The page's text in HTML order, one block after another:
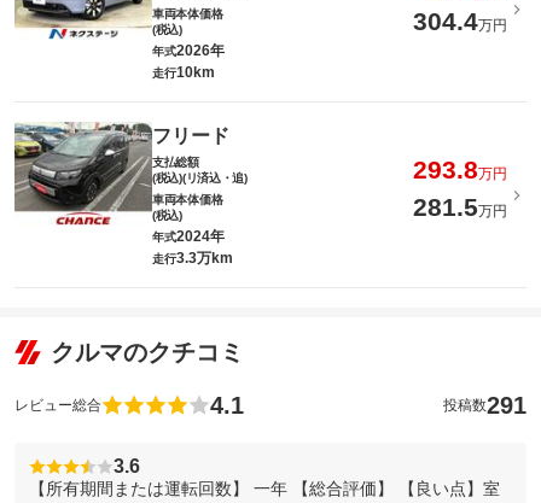
車両本体価格
(税込)
304.4万円
年式2026年
走行10km
フリード
支払総額
(税込)(リ済込・追)
293.8万円
車両本体価格
(税込)
281.5万円
年式2024年
走行3.3万km
クルマのクチコミ
レビュー総合 4.1 投稿数291
3.6
【所有期間または運転回数】 一年 【総合評価】 【良い点】室